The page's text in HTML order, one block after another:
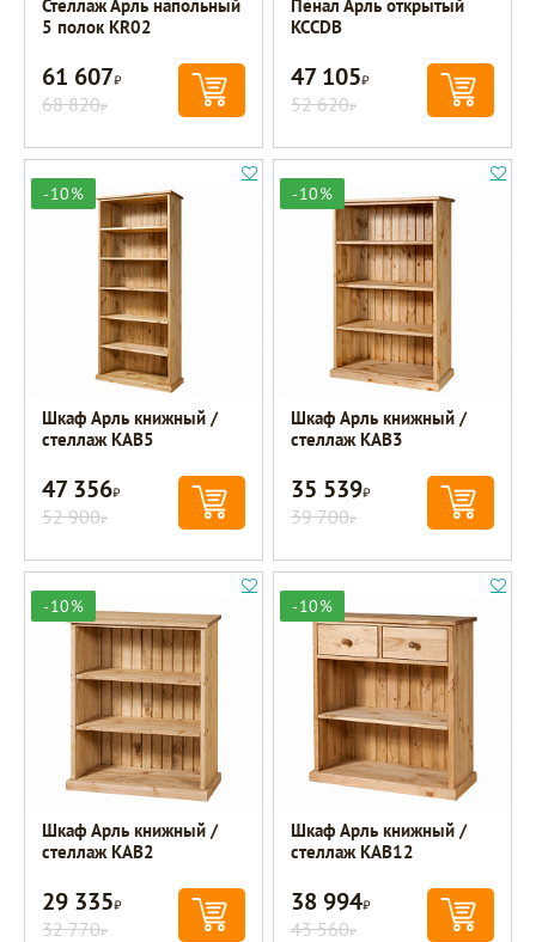
Стеллаж Арль напольный
5 полок KR02
61 607Р
68 820Р
Пенал Арль открытый
KCCDB
47 105Р
52 620Р
-10%
Шкаф Арль книжный /
стеллаж KAB5
47 356Р
52 900Р
-10%
Шкаф Арль книжный /
стеллаж KAB3
35 539Р
39 700Р
-10%
Шкаф Арль книжный /
стеллаж KAB2
29 335Р
32 770Р
-10%
Шкаф Арль книжный /
стеллаж KAB12
38 994Р
43 560Р